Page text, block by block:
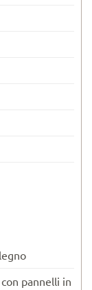
pannelli in